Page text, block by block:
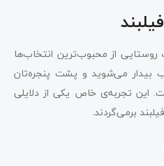
از محبوب‌ترین انتخاب‌ها
بیدار می‌شوید و پشت پنجره‌تان
این تجربه‌ی خاص یکی از دلایلی
برمی‌گردند.